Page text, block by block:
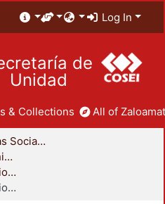
Log In
de
Unidad
& Collections All of
División de Ciencias Sociales y Humanidades
Departamento de Humanidades
Área de Historia e Historiografía
Libros - Historia e Historiografía